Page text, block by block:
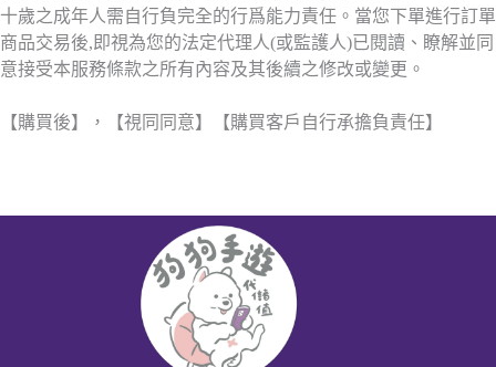
十歲之成年人需自行負完全的行爲能力責任。當您下單進行訂單
商品交易後,即視為您的法定代理人(或監護人)已閱讀、瞭解並同
意接受本服務條款之所有內容及其後續之修改或變更。
【購買後】，【視同同意】【購買客戶自行承擔負責任】